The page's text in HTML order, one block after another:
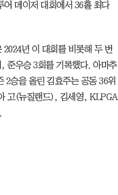
메이저 대회에서 36홀 최다
년 이 대회를 비롯해 두 번
준우승 3회를 기록했다. 아마추
2승을 올린 김효주는 공동 36위
고(뉴질랜드), 김세영, KLPGA